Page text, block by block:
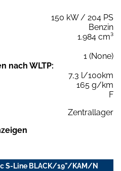
150 kW / 204 PS
Benzin
1.984 cm³
1 (None)
nach WLTP:
7,3 l/100km
165 g/km
F
Zentrallager
S-Line BLACK/19"/KAM/N